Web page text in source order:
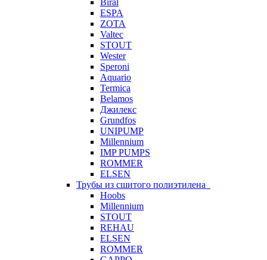
Biral
ESPA
ZOTA
Valtec
STOUT
Wester
Speroni
Aquario
Termica
Belamos
Джилекс
Grundfos
UNIPUMP
Millennium
IMP PUMPS
ROMMER
ELSEN
Трубы из сшитого полиэтилена
Hoobs
Millennium
STOUT
REHAU
ELSEN
ROMMER